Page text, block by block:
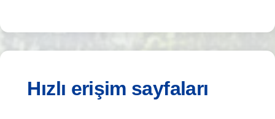
Hızlı erişim sayfaları